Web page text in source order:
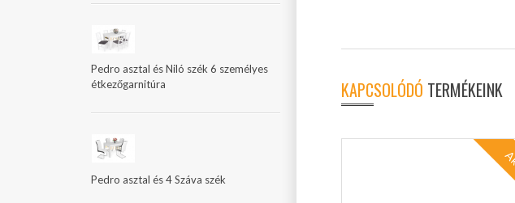
Pedro asztal és Niló szék 6 személyes
étkezőgarnitúra
Pedro asztal és 4 Száva szék
KAPCSOLÓDÓ TERMÉKEINK